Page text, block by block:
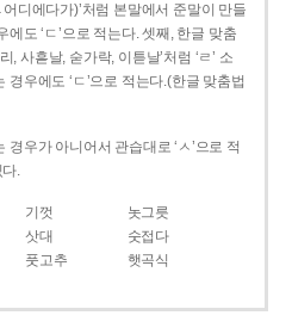
디에다가)’처럼 본말에서 준말이 만들
에도 ‘ㄷ’으로 적는다. 셋째, 한글 맞춤
, 사흗날, 숟가락, 이튿날’처럼 ‘ㄹ’ 소
경우에도 ‘ㄷ’으로 적는다.(한글 맞춤법
경우가 아니어서 관습대로 ‘ㅅ’으로 적
다.
기껏
놋그릇
삿대
숫접다
풋고추 햇곡식